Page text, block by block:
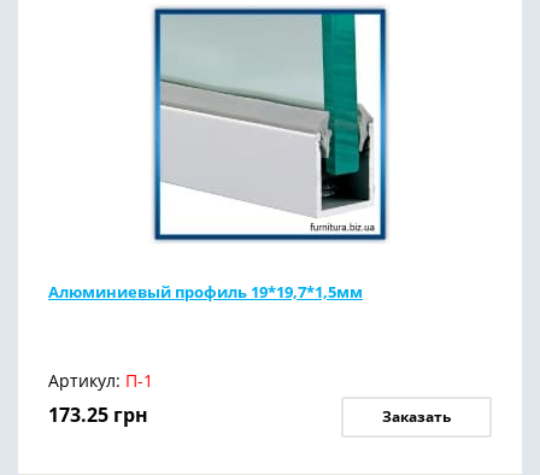
Алюминиевый профиль 19*19,7*1,5мм
Артикул: П-1
173.25 грн Заказать